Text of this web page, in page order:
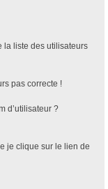
la liste des utilisateurs
pas correcte !
d’utilisateur ?
je clique sur le lien de